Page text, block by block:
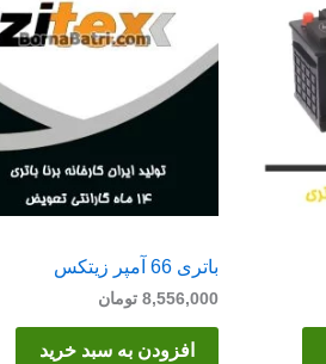
باتری 66 آمپر زیتکس
8,556,000 تومان
افزودن به سبد خرید